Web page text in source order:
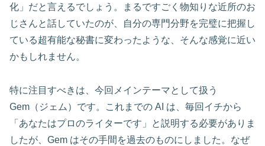
化」だと言えるでしょう。まるですごく物知りな近所のお
じさんと話していたのが、自分の専門分野を完璧に把握し
ている超有能な秘書に変わったような、そんな感覚に近い
かもしれません。
特に注目すべきは、今回メインテーマとして扱う
Gem（ジェム）です。これまでの AI は、毎回イチから
「あなたはプロのライターです」と説明する必要がありま
したが、Gem はその手間を過去のものにしました。なぜ